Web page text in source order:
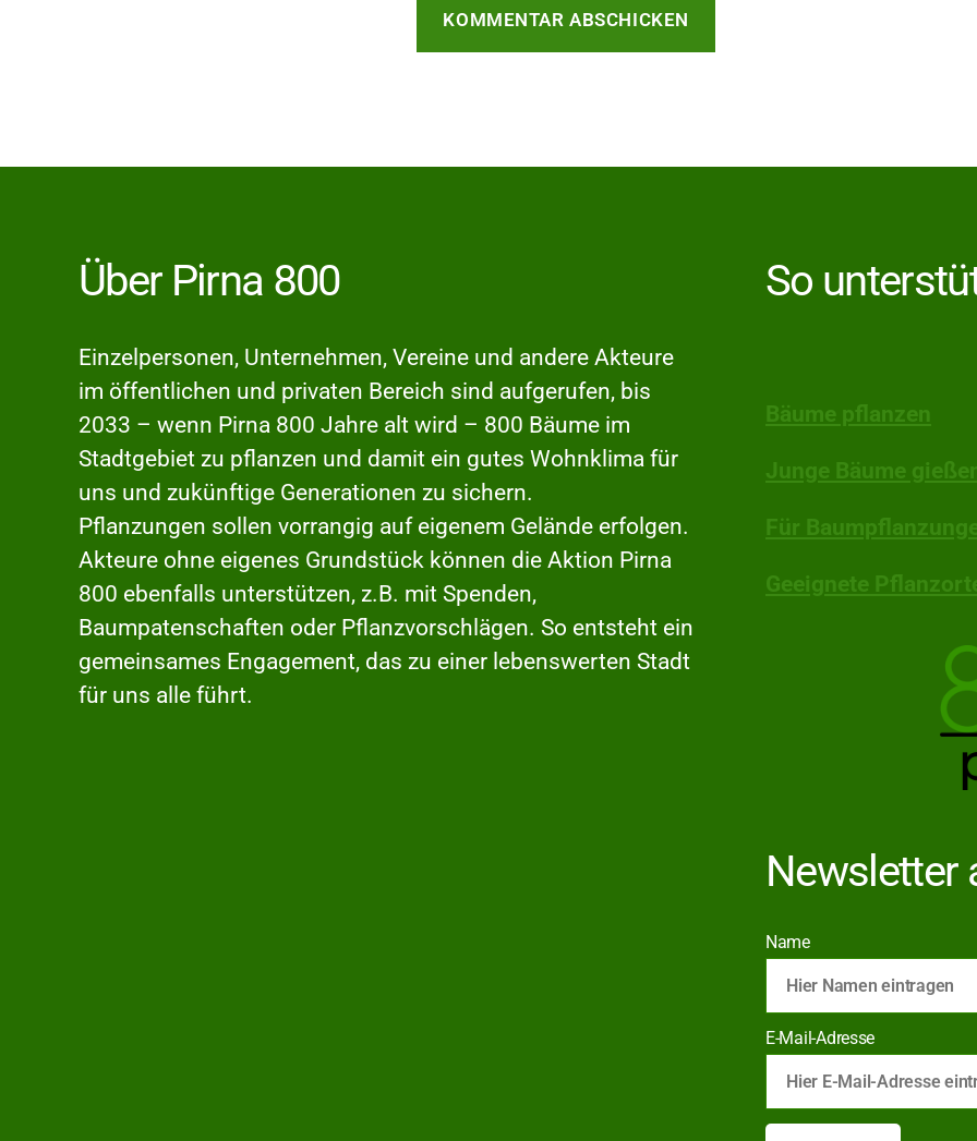
Über Pirna 800
Einzelpersonen, Unternehmen, Vereine und andere Akteure
im öffentlichen und privaten Bereich sind aufgerufen, bis
2033 – wenn Pirna 800 Jahre alt wird – 800 Bäume im
Stadtgebiet zu pflanzen und damit ein gutes Wohnklima für
uns und zukünftige Generationen zu sichern.
Pflanzungen sollen vorrangig auf eigenem Gelände erfolgen.
Akteure ohne eigenes Grundstück können die Aktion Pirna
800 ebenfalls unterstützen, z.B. mit Spenden,
Baumpatenschaften oder Pflanzvorschlägen. So entsteht ein
gemeinsames Engagement, das zu einer lebenswerten Stadt
für uns alle führt.
So
Bäume pflanzen
Junge Bäume
Für
Geeignete
Newsletter
Name
E-Mail-Adresse